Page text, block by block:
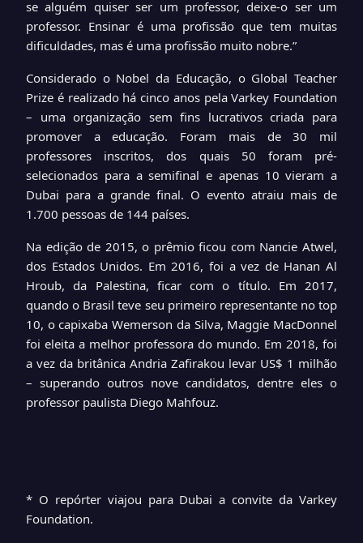
se alguém quiser ser um professor, deixe-o ser um
professor. Ensinar é uma profissão que tem muitas
dificuldades, mas é uma profissão muito nobre.”
Considerado o Nobel da Educação, o Global Teacher
Prize é realizado há cinco anos pela Varkey Foundation
– uma organização sem fins lucrativos criada para
promover a educação. Foram mais de 30 mil
professores inscritos, dos quais 50 foram pré-
selecionados para a semifinal e apenas 10 vieram a
Dubai para a grande final. O evento atraiu mais de
1.700 pessoas de 144 países.
Na edição de 2015, o prêmio ficou com Nancie Atwel,
dos Estados Unidos. Em 2016, foi a vez de Hanan Al
Hroub, da Palestina, ficar com o título. Em 2017,
quando o Brasil teve seu primeiro representante no top
10, o capixaba Wemerson da Silva, Maggie MacDonnel
foi eleita a melhor professora do mundo. Em 2018, foi
a vez da britânica Andria Zafirakou levar US$ 1 milhão
– superando outros nove candidatos, dentre eles o
professor paulista Diego Mahfouz.
* O repórter viajou para Dubai a convite da Varkey
Foundation.